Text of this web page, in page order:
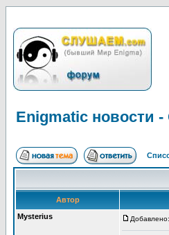
Enigmatic новости
Автор
Mysterius